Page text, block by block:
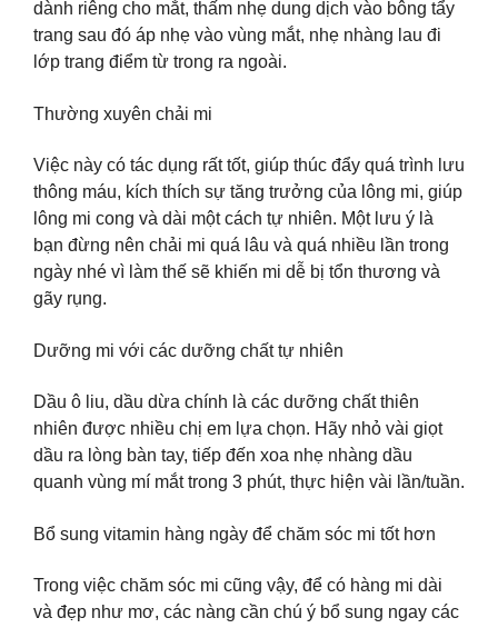
dành riêng cho mắt, thấm nhẹ dung dịch vào bông tẩy
trang sau đó áp nhẹ vào vùng mắt, nhẹ nhàng lau đi
lớp trang điểm từ trong ra ngoài.
Thường xuyên chải mi
Việc này có tác dụng rất tốt, giúp thúc đẩy quá trình lưu
thông máu, kích thích sự tăng trưởng của lông mi, giúp
lông mi cong và dài một cách tự nhiên. Một lưu ý là
bạn đừng nên chải mi quá lâu và quá nhiều lần trong
ngày nhé vì làm thế sẽ khiến mi dễ bị tổn thương và
gãy rụng.
Dưỡng mi với các dưỡng chất tự nhiên
Dầu ô liu, dầu dừa chính là các dưỡng chất thiên
nhiên được nhiều chị em lựa chọn. Hãy nhỏ vài giọt
dầu ra lòng bàn tay, tiếp đến xoa nhẹ nhàng dầu
quanh vùng mí mắt trong 3 phút, thực hiện vài lần/tuần.
Bổ sung vitamin hàng ngày để chăm sóc mi tốt hơn
Trong việc chăm sóc mi cũng vậy, để có hàng mi dài
và đẹp như mơ, các nàng cần chú ý bổ sung ngay các